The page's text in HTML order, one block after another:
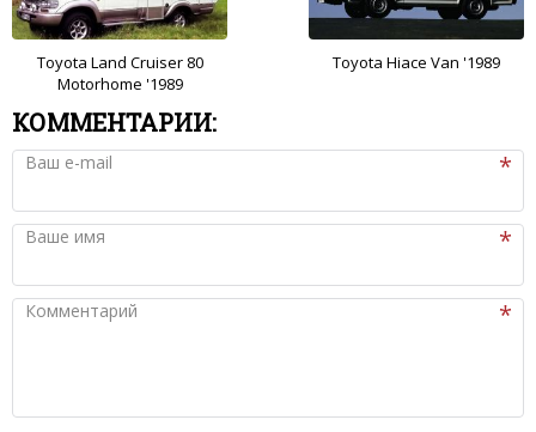
Toyota Land Cruiser 80
Motorhome '1989
Toyota Hiace Van '1989
КОММЕНТАРИИ:
Ваш e-mail
Ваше имя
Комментарий